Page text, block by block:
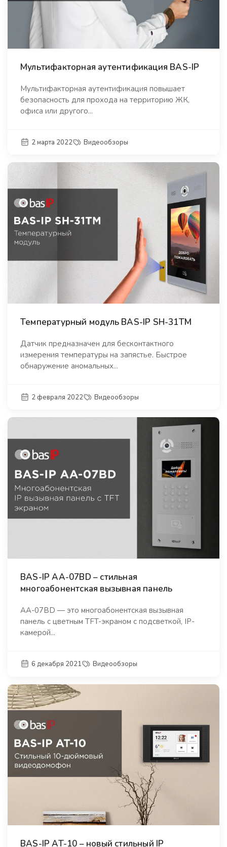
Мультифакторная аутентификация BAS-IP
Мультифакторная аутентификация повышает
безопасность для прохода на территорию ЖК,
офиса или другого...
2 марта 2022 Видеообзоры
Температурный модуль BAS-IP SH-31TM
Датчик предназначен для бесконтактного
измерения температуры на запястье. Быстрое
обнаружение аномальных...
2 февраля 2022 Видеообзоры
BAS-IP AA-07BD – стильная
многоабонентская вызывная панель
AA-07BD — это многоабонентская вызывная
панель с цветным TFT-экраном с подсветкой, IP-
камерой...
6 декабря 2021 Видеообзоры
BAS-IP AT-10 – новый стильный IP